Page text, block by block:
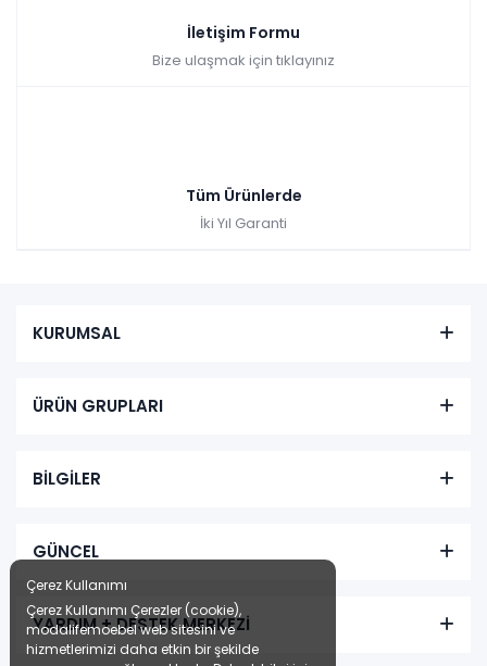
İletişim Formu
Bize ulaşmak için tıklayınız
Tüm Ürünlerde
İki Yıl Garanti
KURUMSAL
ÜRÜN GRUPLARI
BİLGİLER
GÜNCEL
YARDIM + DESTEK MERKEZİ
Çerez Kullanımı
Çerez Kullanımı Çerezler (cookie),
modalifemoebel web sitesini ve
hizmetlerimizi daha etkin bir şekilde